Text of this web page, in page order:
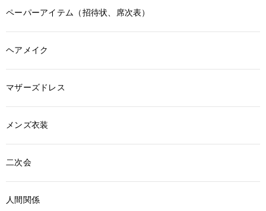
ペーパーアイテム（招待状、席次表）
ヘアメイク
マザーズドレス
メンズ衣装
二次会
人間関係